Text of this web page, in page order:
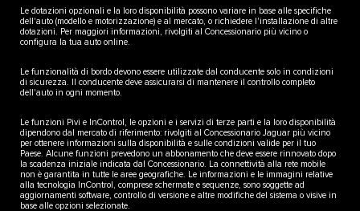
Le dotazioni opzionali e la loro disponibilità possono variare in base alle specifiche
dell'auto (modello e motorizzazione) e al mercato, o richiedere l'installazione di altre
dotazioni. Per maggiori informazioni, rivolgiti al Concessionario più vicino o
configura la tua auto online.
Le funzionalità di bordo devono essere utilizzate dal conducente solo in condizioni
di sicurezza. Il conducente deve assicurarsi di mantenere il controllo completo
dell'auto in ogni momento.
Le funzioni Pivi e InControl, le opzioni e i servizi di terze parti e la loro disponibilità
dipendono dal mercato di riferimento: rivolgiti al Concessionario Jaguar più vicino
per ottenere informazioni sulla disponibilità e sulle condizioni valide per il tuo
Paese. Alcune funzioni prevedono un abbonamento che deve essere rinnovato dopo
la scadenza iniziale indicata dal Concessionario. La connettività alla rete mobile
non è garantita in tutte le aree geografiche. Le informazioni e le immagini relative
alla tecnologia InControl, comprese schermate e sequenze, sono soggette ad
aggiornamenti software, controllo di versione e altre modifiche del sistema o visive in
base alle opzioni selezionate.